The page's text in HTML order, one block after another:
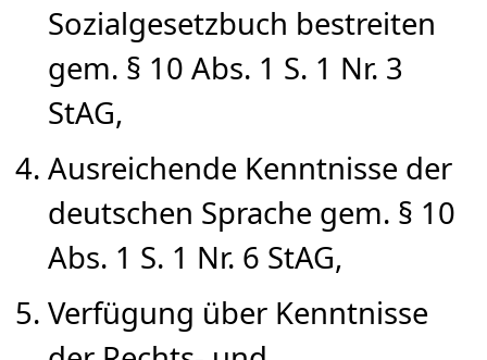
Sozialgesetzbuch bestreiten
gem. § 10 Abs. 1 S. 1 Nr. 3
StAG,
Ausreichende Kenntnisse der
deutschen Sprache gem. § 10
Abs. 1 S. 1 Nr. 6 StAG,
Verfügung über Kenntnisse